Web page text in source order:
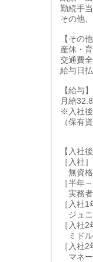
勤続手
その他
【その
産休・
交通費
給与日
【給与】
月給
※入社後
（保有
【入社
［入社］
無資格
［半年
実務者
［入社1
ジュニ
［入社2
ミドル
［入社2
マネー